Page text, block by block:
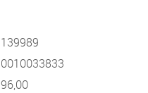
139989
0010033833
96,00